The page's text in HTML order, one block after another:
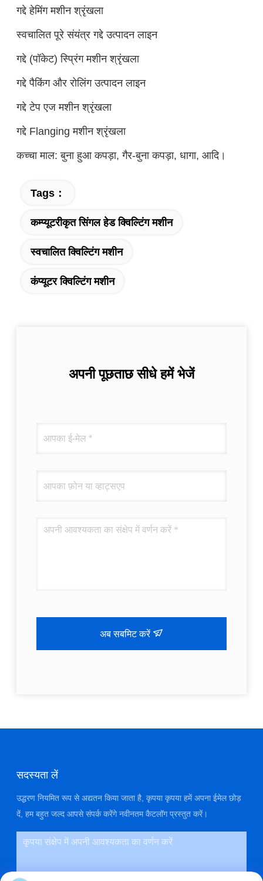
गद्दे हेमिंग मशीन श्रृंखला
स्वचालित पूरे संयंत्र गद्दे उत्पादन लाइन
गद्दे (पॉकेट) स्प्रिंग मशीन श्रृंखला
गद्दे पैकिंग और रोलिंग उत्पादन लाइन
गद्दे टेप एज मशीन श्रृंखला
गद्दे Flanging मशीन श्रृंखला
कच्चा माल: बुना हुआ कपड़ा, गैर-बुना कपड़ा, धागा, आदि।
Tags：
कम्प्यूटरीकृत सिंगल हेड क्विल्टिंग मशीन
स्वचालित क्विल्टिंग मशीन
कंप्यूटर क्विल्टिंग मशीन
अपनी पूछताछ सीधे हमें भेजें
अब सबमिट करें
सदस्यता लें
उद्धरण नियमित रूप से अद्यतन किया जाता है, कृपया कृपया हमें अपना ईमेल छोड़
दें, हम बहुत जल्द आपसे संपर्क करेंगे नवीनतम कैटलॉग प्रस्तुत करें।